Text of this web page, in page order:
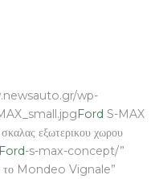
wp-
Ford S-MAX
εξωτερικου χωρου
Ford-s-max-concept/”
το Mondeo Vignale”